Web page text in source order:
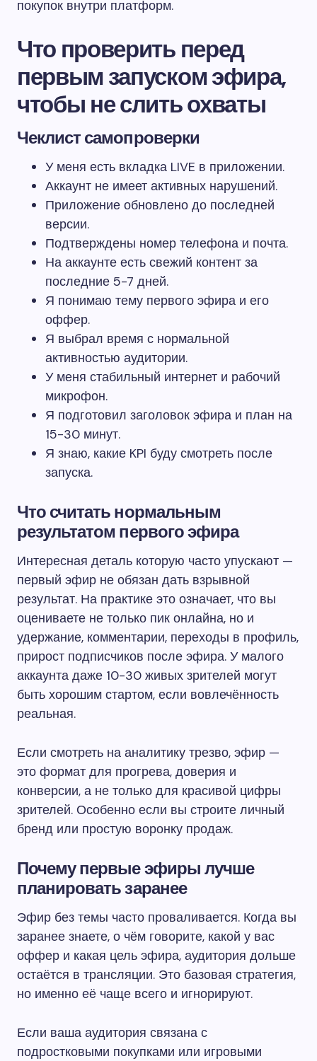
покупок внутри платформ.
Что проверить перед
первым запуском эфира,
чтобы не слить охваты
Чеклист самопроверки
У меня есть вкладка LIVE в приложении.
Аккаунт не имеет активных нарушений.
Приложение обновлено до последней
версии.
Подтверждены номер телефона и почта.
На аккаунте есть свежий контент за
последние 5-7 дней.
Я понимаю тему первого эфира и его
оффер.
Я выбрал время с нормальной
активностью аудитории.
У меня стабильный интернет и рабочий
микрофон.
Я подготовил заголовок эфира и план на
15-30 минут.
Я знаю, какие KPI буду смотреть после
запуска.
Что считать нормальным
результатом первого эфира
Интересная деталь которую часто упускают —
первый эфир не обязан дать взрывной
результат. На практике это означает, что вы
оцениваете не только пик онлайна, но и
удержание, комментарии, переходы в профиль,
прирост подписчиков после эфира. У малого
аккаунта даже 10-30 живых зрителей могут
быть хорошим стартом, если вовлечённость
реальная.
Если смотреть на аналитику трезво, эфир —
это формат для прогрева, доверия и
конверсии, а не только для красивой цифры
зрителей. Особенно если вы строите личный
бренд или простую воронку продаж.
Почему первые эфиры лучше
планировать заранее
Эфир без темы часто проваливается. Когда вы
заранее знаете, о чём говорите, какой у вас
оффер и какая цель эфира, аудитория дольше
остаётся в трансляции. Это базовая стратегия,
но именно её чаще всего и игнорируют.
Если ваша аудитория связана с
подростковыми покупками или игровыми